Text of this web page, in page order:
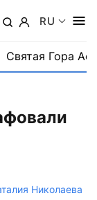
RU
Святая Гора
Николаева